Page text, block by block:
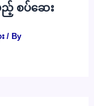
ည့် စပ်ဆေး
/ By